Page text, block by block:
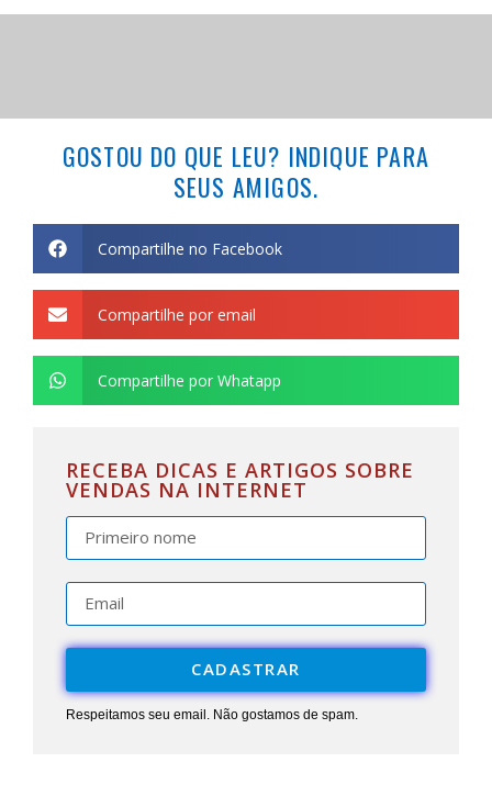
GOSTOU DO QUE LEU? INDIQUE PARA
SEUS AMIGOS.
Compartilhe no Facebook
Compartilhe por email
Compartilhe por Whatapp
RECEBA DICAS E ARTIGOS SOBRE
VENDAS NA INTERNET
CADASTRAR
Respeitamos seu email. Não gostamos de spam.